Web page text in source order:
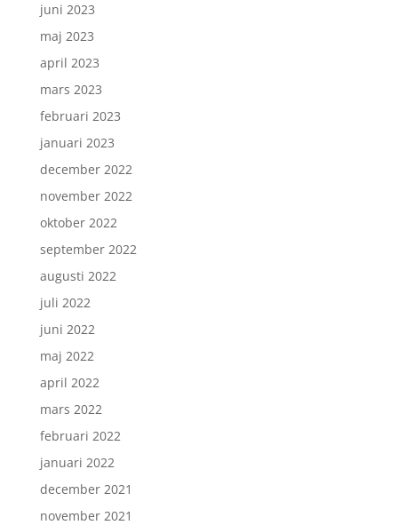
juni 2023
maj 2023
april 2023
mars 2023
februari 2023
januari 2023
december 2022
november 2022
oktober 2022
september 2022
augusti 2022
juli 2022
juni 2022
maj 2022
april 2022
mars 2022
februari 2022
januari 2022
december 2021
november 2021